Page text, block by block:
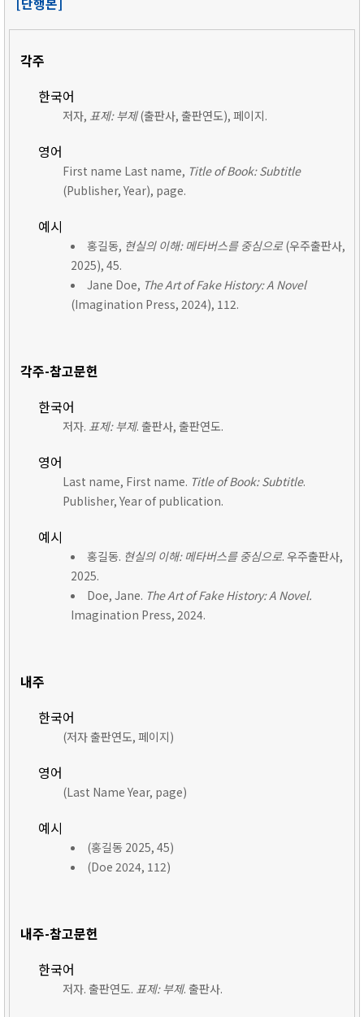
각주
한국어
저자, 표제: 부제(출판사, 출판연도), 페이지.
영어
First name Last name, Title of Book: Subtitle
(Publisher, Year), page.
예시
홍길동, 현실의 이해: 메타버스를 중심으로(우주출판사,
2025), 45.
Jane Doe, The Art of Fake History: A Novel
(Imagination Press, 2024), 112.
각주-참고문헌
한국어
저자. 표제: 부제. 출판사, 출판연도.
영어
Last name, First name. Title of Book: Subtitle.
Publisher, Year of publication.
예시
홍길동. 현실의 이해: 메타버스를 중심으로. 우주출판사,
2025.
Doe, Jane. The Art of Fake History: A Novel.
Imagination Press, 2024.
내주
한국어
(저자 출판연도, 페이지)
영어
(Last Name Year, page)
예시
(홍길동 2025, 45)
(Doe 2024, 112)
내주-참고문헌
한국어
저자. 출판연도. 표제: 부제. 출판사.